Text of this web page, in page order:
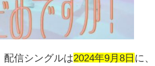
配信シングルは2024年9月8日 に、